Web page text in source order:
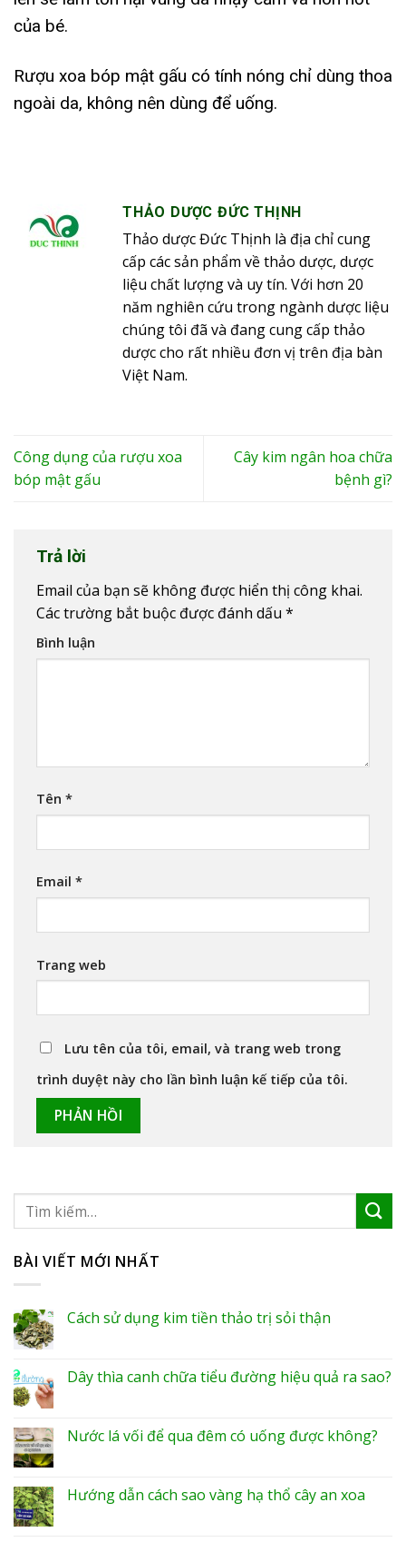
của bé.
Rượu xoa bóp mật gấu có tính nóng chỉ dùng thoa
ngoài da, không nên dùng để uống.
THẢO DƯỢC ĐỨC THỊNH
Thảo dược Đức Thịnh là địa chỉ cung
cấp các sản phẩm về thảo dược, dược
liệu chất lượng và uy tín. Với hơn 20
năm nghiên cứu trong ngành dược liệu
chúng tôi đã và đang cung cấp thảo
dược cho rất nhiều đơn vị trên địa bàn
Việt Nam.
Công dụng của rượu xoa
bóp mật gấu
Cây kim ngân hoa chữa
bệnh gì?
Trả lời
Email của bạn sẽ không được hiển thị công khai.
Các trường bắt buộc được đánh dấu *
Bình luận
Tên *
Email *
Trang web
Lưu tên của tôi, email, và trang web trong
trình duyệt này cho lần bình luận kế tiếp của tôi.
BÀI VIẾT MỚI NHẤT
Cách sử dụng kim tiền thảo trị sỏi thận
Dây thìa canh chữa tiểu đường hiệu quả ra sao?
Nước lá vối để qua đêm có uống được không?
Hướng dẫn cách sao vàng hạ thổ cây an xoa